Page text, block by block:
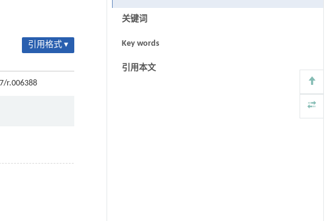
引用格式 ▾
r.006388
关键词
Key words
引用本文